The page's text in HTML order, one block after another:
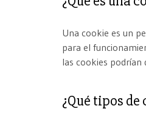
Una cookie es un
para el
las cookies podrían
¿Qué tipos